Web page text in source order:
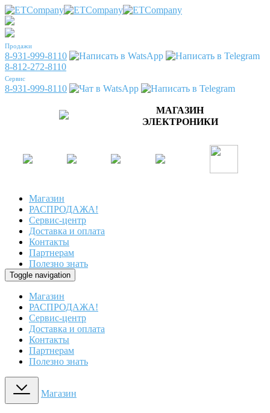
Продажи
8-931-999-8110
8-812-272-8110
Сервис
8-931-999-8110
МАГАЗИН
ЭЛЕКТРОНИКИ
Магазин
РАСПРОДАЖА!
Сервис-центр
Доставка и оплата
Контакты
Партнерам
Полезно знать
Toggle navigation
Магазин
РАСПРОДАЖА!
Сервис-центр
Доставка и оплата
Контакты
Партнерам
Полезно знать
Магазин